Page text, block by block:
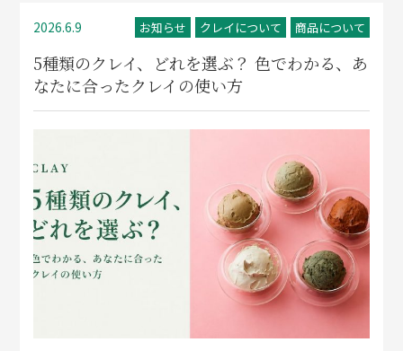
2026.6.9 お知らせ クレイについて 商品について
5種類のクレイ、どれを選ぶ？ 色でわかる、あ
なたに合ったクレイの使い方